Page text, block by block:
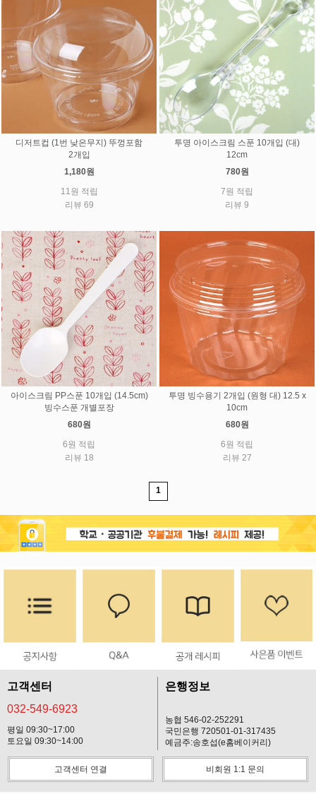
디저트컵 (1번 낮은무지) 뚜껑포함
2개입
1,180원
11원 적립
리뷰 69
투명 아이스크림 스푼 10개입 (대)
12cm
780원
7원 적립
리뷰 9
아이스크림 PP스푼 10개입 (14.5cm)
빙수스푼 개별포장
680원
6원 적립
리뷰 18
투명 빙수용기 2개입 (원형 대) 12.5 x
10cm
680원
6원 적립
리뷰 27
1
고객센터
032-549-6923
평일 09:30~17:00
토요일 09:30~14:00
은행정보
농협 546-02-252291
국민은행 720501-01-317435
예금주:송호섭(e홈베이커리)
고객센터 연결 비회원 1:1 문의